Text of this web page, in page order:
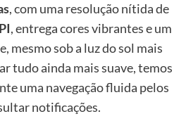
, com uma resolução nítida de
, entrega cores vibrantes e um
mesmo sob a luz do sol mais
tudo ainda mais suave, temos
uma navegação fluida pelos
notificações.